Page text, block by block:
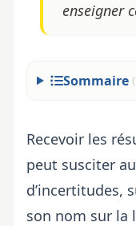
enseigner
Sommaire
Recevoir les
peut susciter
d’incertitudes,
son nom sur la